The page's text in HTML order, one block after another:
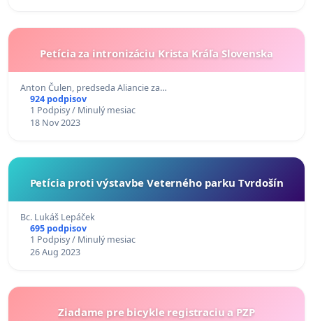
Petícia za intronizáciu Krista Kráľa Slovenska
Anton Čulen, predseda Aliancie za…
924 podpisov
1 Podpisy / Minulý mesiac
18 Nov 2023
Petícia proti výstavbe Veterného parku Tvrdošín
Bc. Lukáš Lepáček
695 podpisov
1 Podpisy / Minulý mesiac
26 Aug 2023
Ziadame pre bicykle registraciu a PZP